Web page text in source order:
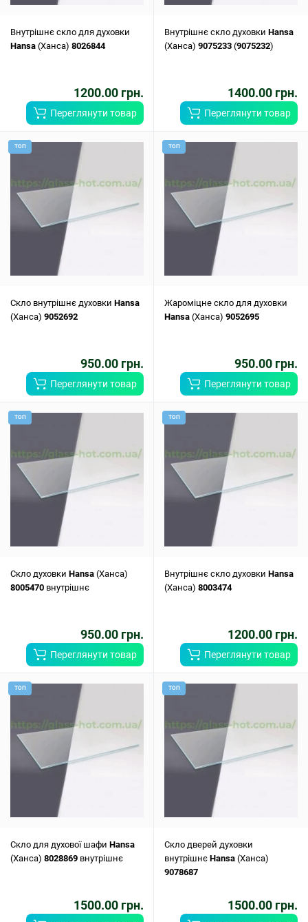
Внутрішнє скло для духовки
Hansa (Ханса) 8026844
1200.00 грн.
Переглянути товар
Внутрішнє скло духовки Hansa
(Ханса) 9075233 (9075232)
1400.00 грн.
Переглянути товар
ТОП
Скло внутрішнє духовки Hansa
(Ханса) 9052692
950.00 грн.
Переглянути товар
ТОП
Жароміцне скло для духовки
Hansa (Ханса) 9052695
950.00 грн.
Переглянути товар
ТОП
Скло духовки Hansa (Ханса)
8005470 внутрішнє
950.00 грн.
Переглянути товар
ТОП
Внутрішнє скло духовки Hansa
(Ханса) 8003474
1200.00 грн.
Переглянути товар
ТОП
Скло для духової шафи Hansa
(Ханса) 8028869 внутрішнє
1500.00 грн.
ТОП
Скло дверей духовки
внутрішнє Hansa (Ханса)
9078687
1500.00 грн.